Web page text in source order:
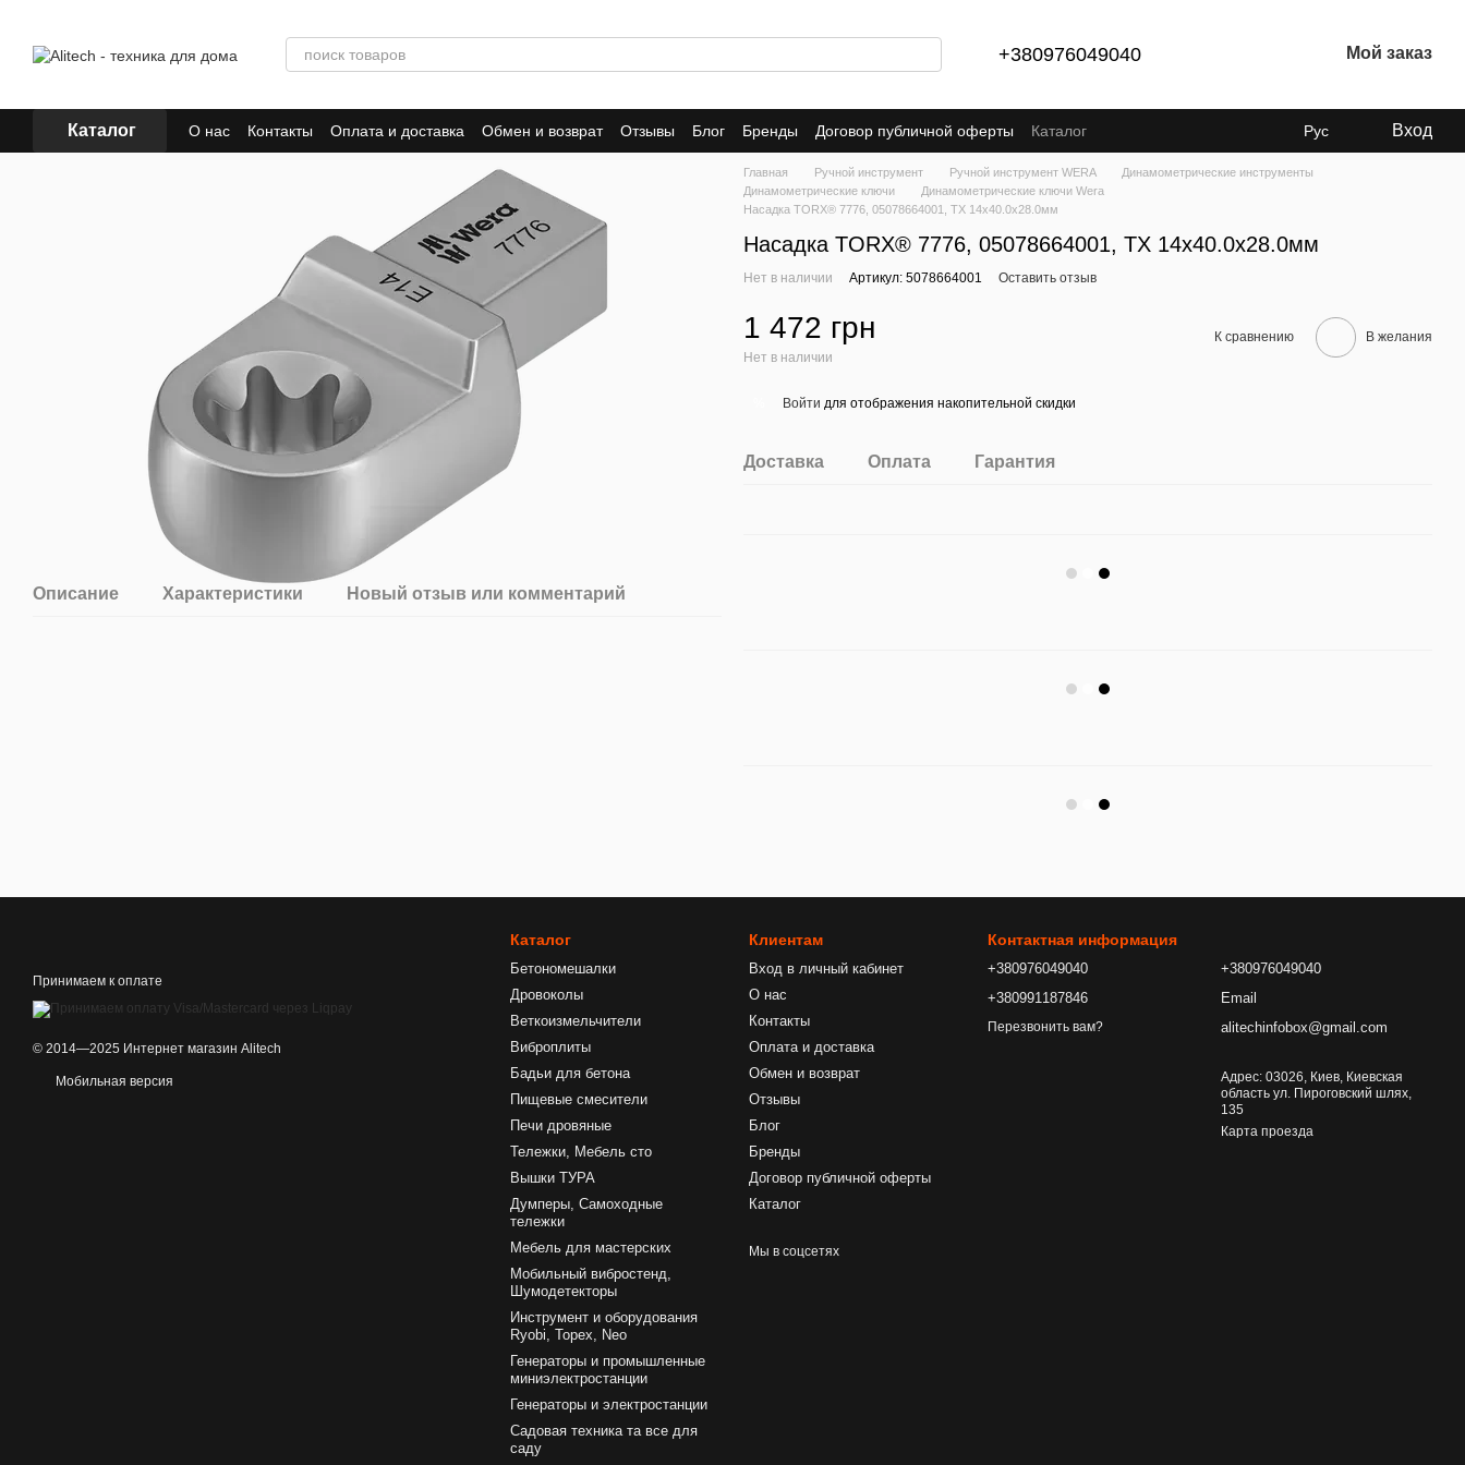
+380976049040 Мой заказ
Каталог О нас Контакты Оплата и доставка Обмен и возврат Отзывы Блог Бренды Договор публичной оферты Каталог Рус Вход
Описание Характеристики Новый отзыв или комментарий
Главная Ручной инструмент Ручной инструмент WERA
Динамометрические инструменты
Динамометрические ключи
Динамометрические ключи Wera
Насадка TORX® 7776, 05078664001, TX 14x40.0x28.0мм
Насадка TORX® 7776, 05078664001, TX 14x40.0x28.0мм
Нет в наличии Артикул: 5078664001 Оставить отзыв
1 472 грн
Нет в наличии
К сравнению В желания
Войти для отображения накопительной скидки
Доставка Оплата Гарантия
Принимаем к оплате
© 2014—2025 Интернет магазин Alitech
Мобильная версия
Каталог
Бетономешалки
Дровоколы
Веткоизмельчители
Виброплиты
Бадьи для бетона
Пищевые смесители
Печи дровяные
Тележки, Мебель сто
Вышки ТУРА
Думперы, Самоходные
тележки
Мебель для мастерских
Мобильный вибростенд,
Шумодетекторы
Инструмент и оборудования
Ryobi, Topex, Neo
Генераторы и промышленные
миниэлектростанции
Генераторы и электростанции
Садовая техника та все для
саду
Клиентам
Вход в личный кабинет
О нас
Контакты
Оплата и доставка
Обмен и возврат
Отзывы
Блог
Бренды
Договор публичной оферты
Каталог
Мы в соцсетях
Контактная информация
+380976049040
+380991187846
Перезвонить вам?
+380976049040
Email
alitechinfobox@gmail.com
Адрес: 03026, Киев, Киевская
область ул. Пироговский шлях,
135
Карта проезда